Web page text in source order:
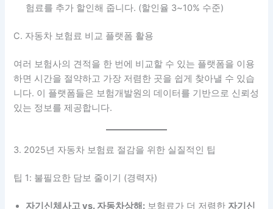
험료를 추가 할인해 줍니다. (할인율 3~10% 수준)
C. 자동차 보험료 비교 플랫폼 활용
여러 보험사의 견적을 한 번에 비교할 수 있는 플랫폼을 이용
하면 시간을 절약하고 가장 저렴한 곳을 쉽게 찾아낼 수 있습
니다. 이 플랫폼들은 보험개발원의 데이터를 기반으로 신뢰성
있는 정보를 제공합니다.
3. 2025년 자동차 보험료 절감을 위한 실질적인 팁
팁 1: 불필요한 담보 줄이기 (경력자)
자기신체사고 vs. 자동차상해: 보험료가 더 저렴한 자기신